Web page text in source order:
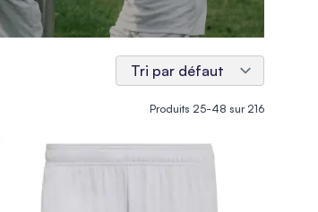
Produits 25-48 sur 216